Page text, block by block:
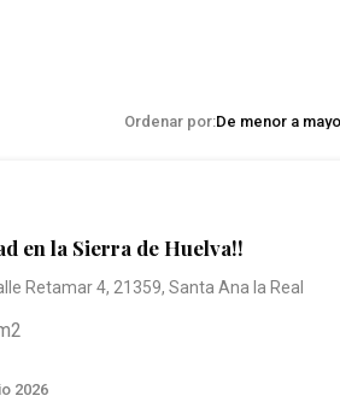
Ordenar por:De menor a
en la Sierra de Huelva!!
Retamar 4, 21359, Santa Ana la Real
2026